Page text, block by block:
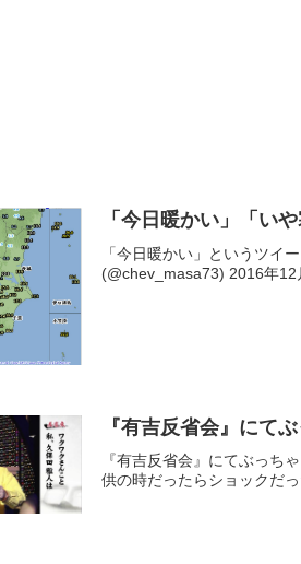
「今日暖かい」「い
「今日暖かい」というツイ
(@chev_masa73) 2016年12
『有吉反省会』にて
『有吉反省会』にてぶっ
供の時だったらショックだ